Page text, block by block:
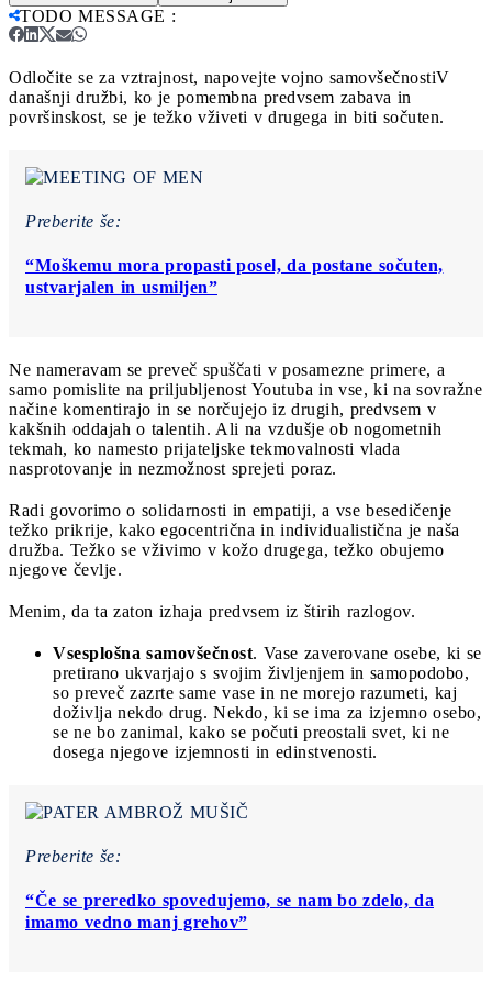
TODO MESSAGE :
Odločite se za vztrajnost, napovejte vojno samovšečnostiV
današnji družbi, ko je pomembna predvsem zabava in
površinskost, se je težko vživeti v drugega in biti sočuten.
Preberite še:
“Moškemu mora propasti posel, da postane sočuten,
ustvarjalen in usmiljen”
Ne nameravam se preveč spuščati v posamezne primere, a
samo pomislite na priljubljenost Youtuba in vse, ki na sovražne
načine komentirajo in se norčujejo iz drugih, predvsem v
kakšnih oddajah o talentih. Ali na vzdušje ob nogometnih
tekmah, ko namesto prijateljske tekmovalnosti vlada
nasprotovanje in nezmožnost sprejeti poraz.
Radi govorimo o solidarnosti in empatiji, a vse besedičenje
težko prikrije, kako egocentrična in individualistična je naša
družba. Težko se vživimo v kožo drugega, težko obujemo
njegove čevlje.
Menim, da ta zaton izhaja predvsem iz štirih razlogov.
Vsesplošna samovšečnost. Vase zaverovane osebe, ki se
pretirano ukvarjajo s svojim življenjem in samopodobo,
so preveč zazrte same vase in ne morejo razumeti, kaj
doživlja nekdo drug. Nekdo, ki se ima za izjemno osebo,
se ne bo zanimal, kako se počuti preostali svet, ki ne
dosega njegove izjemnosti in edinstvenosti.
Preberite še:
“Če se preredko spovedujemo, se nam bo zdelo, da
imamo vedno manj grehov”